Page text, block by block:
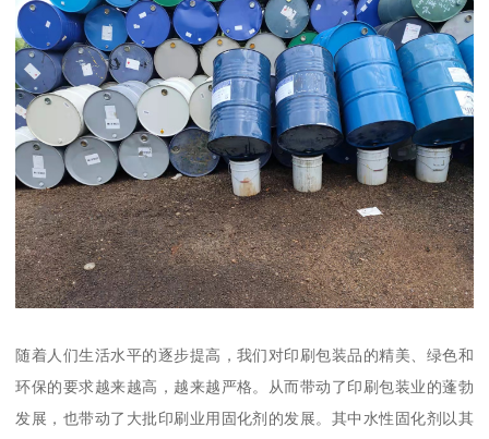
随着人们生活水平的逐步提高，我们对印刷包装品的精美、绿色和
环保的要求越来越高，越来越严格。从而带动了印刷包装业的蓬勃
发展，也带动了大批印刷业用固化剂的发展。其中水性固化剂以其